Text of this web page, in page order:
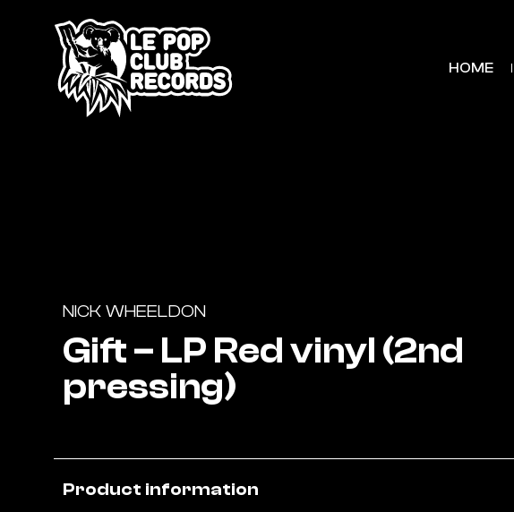
HOME
NICK WHEELDON
Gift – LP Red vinyl (2nd
pressing)
Product information